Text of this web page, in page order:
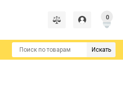
0
Искать